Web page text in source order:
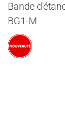
Bande
BG1-M